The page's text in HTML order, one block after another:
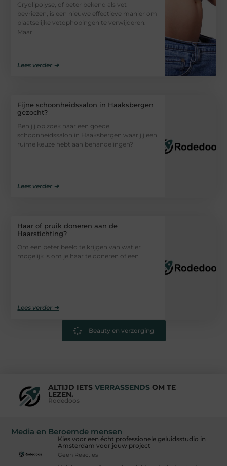
Cryolipolyse, of beter bekend als vet
bevriezen, is een nieuwe effectieve manier om
plaatselijke vetophopingen te verwijderen.
Maar
Lees verder ➜
Fijne schoonheidssalon in Haaksbergen
gezocht?
Ben jij op zoek naar een goede
schoonheidssalon in Haaksbergen waar jij een
ruime keuze hebt aan behandelingen?
Lees verder ➜
Haar of pruik doneren aan de
Haarstichting?
Om een beter beeld te krijgen van wat er
mogelijk is om je haar te doneren of een
Lees verder ➜
Beauty en verzorging
ALTIJD IETS VERRASSENDSOM TE
LEZEN.
Rodedoos
Media en Beroemde mensen
Kies voor een écht professionele geluidsstudio in
Amsterdam voor jouw project
Geen Reacties